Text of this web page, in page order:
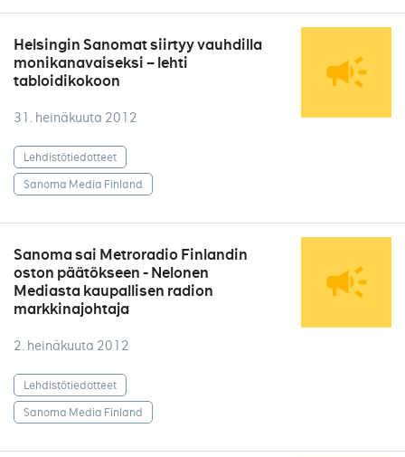
Helsingin Sanomat siirtyy vauhdilla
monikanavaiseksi – lehti
tabloidikokoon
31. heinäkuuta 2012
Lehdistötiedotteet
Sanoma Media Finland
Sanoma sai Metroradio Finlandin
oston päätökseen - Nelonen
Mediasta kaupallisen radion
markkinajohtaja
2. heinäkuuta 2012
Lehdistötiedotteet
Sanoma Media Finland